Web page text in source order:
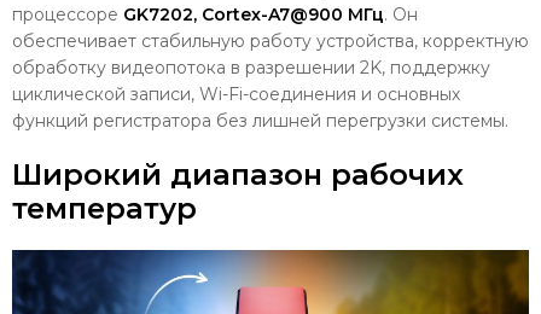
процессоре GK7202, Cortex-A7@900 МГц. Он
обеспечивает стабильную работу устройства, корректную
обработку видеопотока в разрешении 2K, поддержку
циклической записи, Wi-Fi-соединения и основных
функций регистратора без лишней перегрузки системы.
Широкий диапазон рабочих
температур